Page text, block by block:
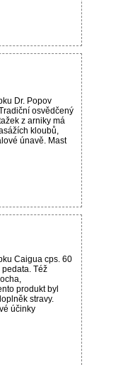
Dr. Popov
osvědčený
z arniky má
kloubů,
únavě. Mast
Caigua cps. 60
pedata. Též
produkt byl
stravy.
účinky